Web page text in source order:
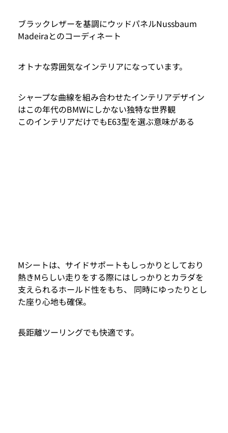
ブラックレザーを基調にウッドパネルNussbaum
Madeiraとのコーディネート
オトナな雰囲気なインテリアになっています。
シャープな曲線を組み合わせたインテリアデザイン
はこの年代のBMWにしかない独特な世界観
このインテリアだけでもE63型を選ぶ意味がある
Mシートは、サイドサポートもしっかりとしており
熱きMらしい走りをする際にはしっかりとカラダを
支えられるホールド性をもち、 同時にゆったりとし
た座り心地も確保。
長距離ツーリングでも快適です。